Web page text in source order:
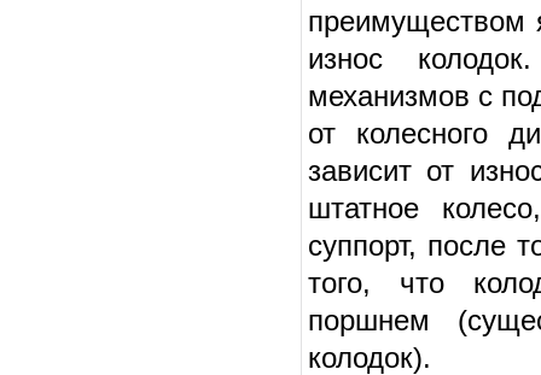
преимуществом
износ
механизмов с
от колесного
зависит от
штатное
суппорт, после
того, что
поршнем
колодок).